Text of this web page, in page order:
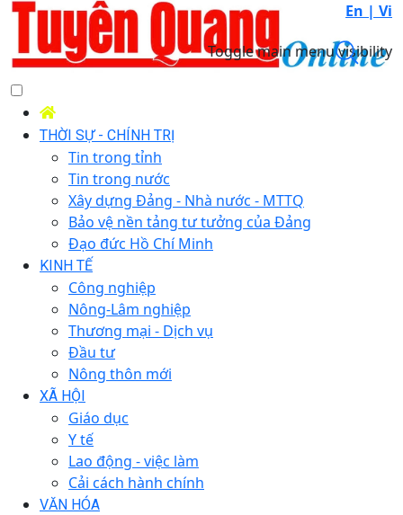
En | Vi
Toggle main menu visibility
THỜI SỰ - CHÍNH TRỊ
Tin trong tỉnh
Tin trong nước
Xây dựng Đảng - Nhà nước - MTTQ
Bảo vệ nền tảng tư tưởng của Đảng
Đạo đức Hồ Chí Minh
KINH TẾ
Công nghiệp
Nông-Lâm nghiệp
Thương mại - Dịch vụ
Đầu tư
Nông thôn mới
XÃ HỘI
Giáo dục
Y tế
Lao động - việc làm
Cải cách hành chính
VĂN HÓA